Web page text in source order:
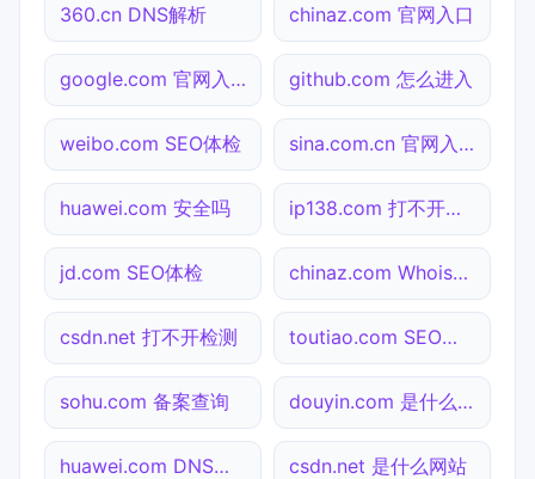
360.cn DNS解析 chinaz.com 官网入口
google.com 官网入口 github.com 怎么进入
weibo.com SEO体检 sina.com.cn 官网入口
huawei.com 安全吗 ip138.com 打不开检测
jd.com SEO体检 chinaz.com Whois查询
csdn.net 打不开检测 toutiao.com SEO体检
sohu.com 备案查询 douyin.com 是什么网站
huawei.com DNS解析 csdn.net 是什么网站